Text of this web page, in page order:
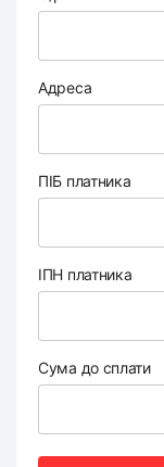
Адреса
ПІБ платника
ІПН платника
Сума до сплати